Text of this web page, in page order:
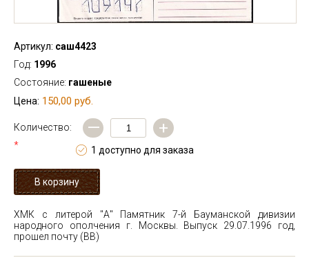
Артикул: саш4423
Год: 1996
Состояние: гашеные
Цена: 150,00 руб.
Количество:
*
— +
1 доступно для заказа
ХМК с литерой "А" Памятник 7-й Бауманской дивизии
народного ополчения г. Москвы. Выпуск 29.07.1996 год,
прошел почту (ВВ)